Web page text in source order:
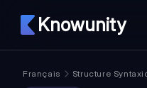
Knowunity
Français Structure